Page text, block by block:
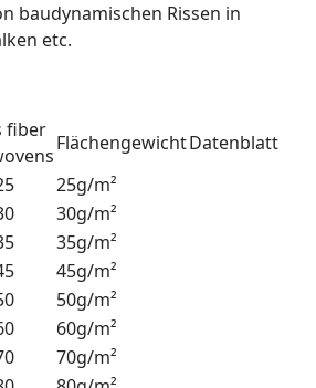
baudynamischen Rissen in
etc.
fiber
FlächengewichtDatenblatt
25g/m²
30g/m²
35g/m²
45g/m²
50g/m²
60g/m²
70g/m²